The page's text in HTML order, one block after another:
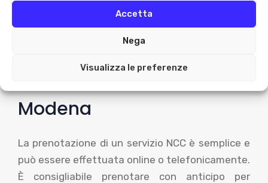
Accetta
Nega
Visualizza le preferenze
assicura trasferimenti puntuali e senza stress.
Come Prenotare un
Modena
La prenotazione di un servizio NCC è semplice e
può essere effettuata online o telefonicamente.
È consigliabile prenotare con anticipo per